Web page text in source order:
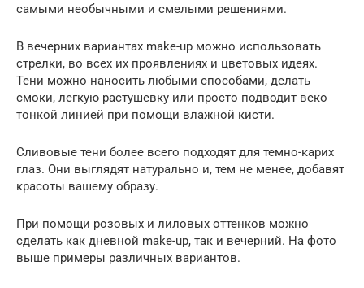
самыми необычными и смелыми решениями.
В вечерних вариантах make-up можно использовать
стрелки, во всех их проявлениях и цветовых идеях.
Тени можно наносить любыми способами, делать
смоки, легкую растушевку или просто подводит веко
тонкой линией при помощи влажной кисти.
Сливовые тени более всего подходят для темно-карих
глаз. Они выглядят натурально и, тем не менее, добавят
красоты вашему образу.
При помощи розовых и лиловых оттенков можно
сделать как дневной make-up, так и вечерний. На фото
выше примеры различных вариантов.